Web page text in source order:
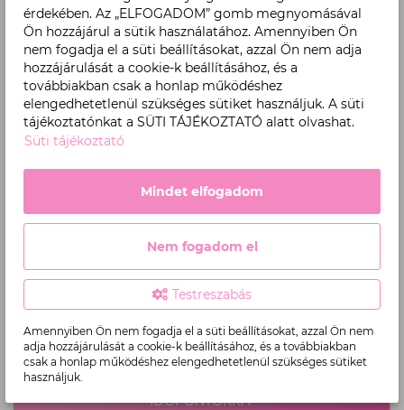
utoljára használt sebességfokozattal kezdi a munkát.
Munka közben nagy segítséget jelent az is, hogy a motor
azonnal leáll, amint a kézi egységet visszarakjuk az
állványra.
A BomTech Digital Hand-R sminktetováló gép
jellemzői:
Ideális mobil és kezdő sminktetoválók számára
7 különböző sebesség fokozat
féle)
Variábilis tűhossz szabályzás
Tűmodulok 1.950 - 3.990 Ft/db
REVO kezelőfej: 1db
1 év garancia
TOVÁBB AZ INGYENES GÉPBEMUTATÓ NYÍLT NAP
IDŐPONTOKRA!
érdekében. Az „ELFOGADOM” gomb megnyomásával
Ön hozzájárul a sütik használatához. Amennyiben Ön
nem fogadja el a süti beállításokat, azzal Ön nem adja
hozzájárulását a cookie-k beállításához, és a
továbbiakban csak a honlap működéshez
elengedhetetlenül szükséges sütiket használjuk. A süti
tájékoztatónkat a SÜTI TÁJÉKOZTATÓ alatt olvashat.
Süti tájékoztató
Mindet elfogadom
Nem fogadom el
Testreszabás
Amennyiben Ön nem fogadja el a süti beállításokat, azzal Ön nem
adja hozzájárulását a cookie-k beállításához, és a továbbiakban
csak a honlap működéshez elengedhetetlenül szükséges sütiket
használjuk.